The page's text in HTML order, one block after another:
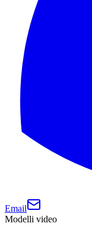
Email
Modelli video